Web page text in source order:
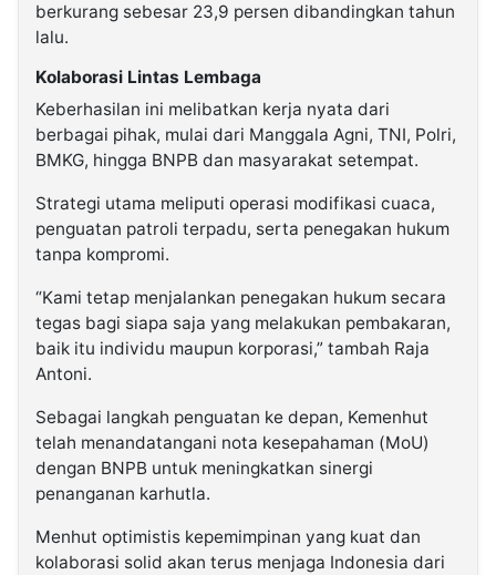
berkurang sebesar 23,9 persen dibandingkan tahun
lalu.
Kolaborasi Lintas Lembaga
Keberhasilan ini melibatkan kerja nyata dari
berbagai pihak, mulai dari Manggala Agni, TNI, Polri,
BMKG, hingga BNPB dan masyarakat setempat.
Strategi utama meliputi operasi modifikasi cuaca,
penguatan patroli terpadu, serta penegakan hukum
tanpa kompromi.
“Kami tetap menjalankan penegakan hukum secara
tegas bagi siapa saja yang melakukan pembakaran,
baik itu individu maupun korporasi,” tambah Raja
Antoni.
Sebagai langkah penguatan ke depan, Kemenhut
telah menandatangani nota kesepahaman (MoU)
dengan BNPB untuk meningkatkan sinergi
penanganan karhutla.
Menhut optimistis kepemimpinan yang kuat dan
kolaborasi solid akan terus menjaga Indonesia dari